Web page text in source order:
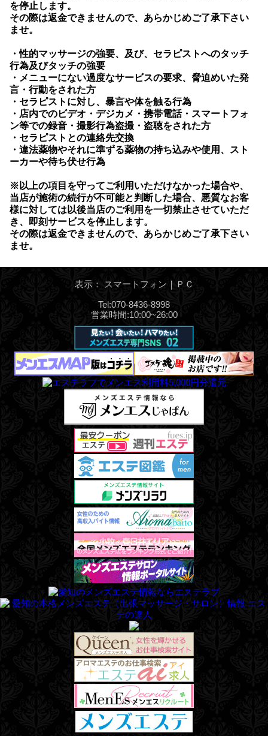
を停止します。
その際は返金できませんので、あらかじめご了承下さい
ませ。
・性的マッサージの強要、及び、セラピストへのタッチ
行為及びタッチの強要
・メニューにない過度なサービスの要求、脅迫めいた発
言・行動をされた方
・セラピストに対し、暴言や体を触る行為
・店内でのビデオ・デジカメ・携帯電話・スマートフォ
ン等での録音・撮影行為盗撮・盗聴をされた方
・セラピストとの連絡先交換
・違法薬物やそれに準ずる薬物の持ち込みや使用、スト
ーカーや待ち伏せ行為
※以上の項目を守ってご利用いただけなかった場合や、
当店が施術の続行が不可能と判断した場合、悪質なお客
様に対しては以後当店のご利用を一切禁止させていただ
き、即刻サービスを停止します。
その際は返金できませんので、あらかじめご了承下さい
ませ。
表示： スマートフォン｜
ＰＣ
Tel:070-8436-8998
営業時間:10:00~26:00